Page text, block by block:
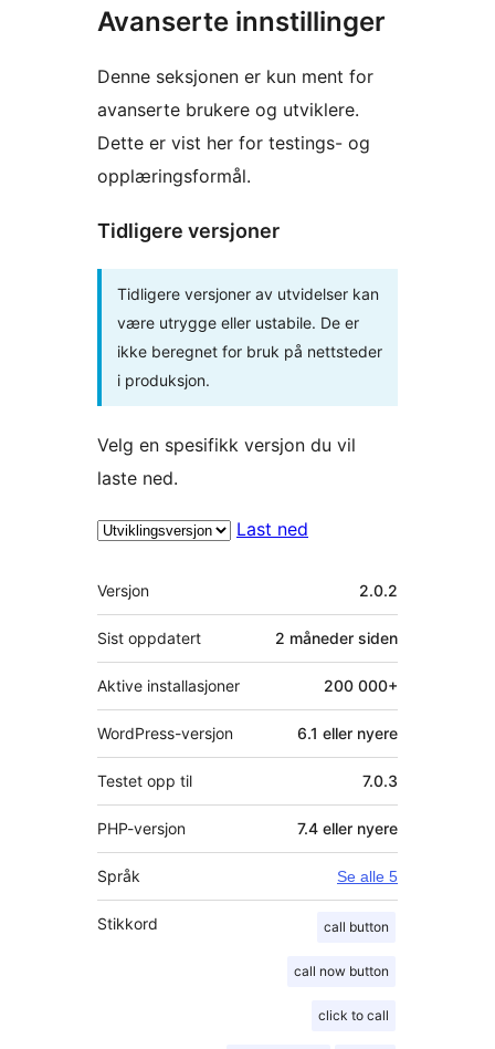
Avanserte innstillinger
Denne seksjonen er kun ment for
avanserte brukere og utviklere.
Dette er vist her for testings- og
opplæringsformål.
Tidligere versjoner
Tidligere versjoner av utvidelser kan
være utrygge eller ustabile. De er
ikke beregnet for bruk på nettsteder
i produksjon.
Velg en spesifikk versjon du vil
laste ned.
Last ned
Meta
Versjon 2.0.2
Sist oppdatert 2 måneder siden
Aktive installasjoner 200 000+
WordPress-versjon 6.1 eller nyere
Testet opp til 7.0.3
PHP-versjon 7.4 eller nyere
Språk Se alle 5
Stikkord call button
call now button
click to call